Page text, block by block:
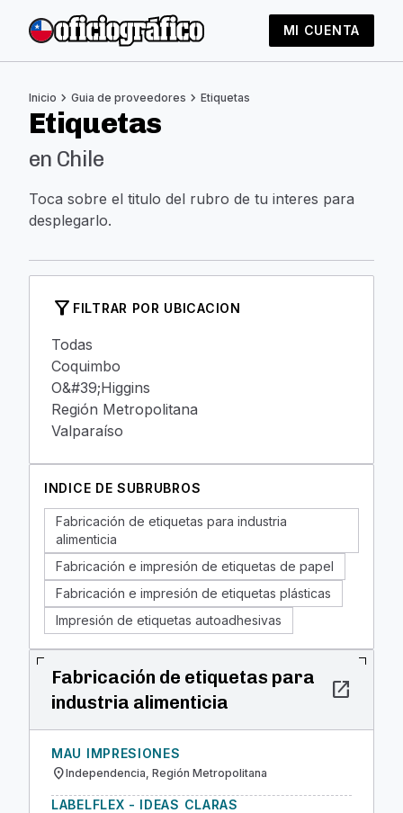
MI CUENTA
Inicio chevron_right Guia de proveedores chevron_right Etiquetas
Etiquetas
en Chile
Toca sobre el titulo del rubro de tu interes para
desplegarlo.
filter_alt FILTRAR POR UBICACION
Todas
Coquimbo
O&#39;Higgins
Región Metropolitana
Valparaíso
INDICE DE SUBRUBROS
Fabricación de etiquetas para industria
alimenticia
Fabricación e impresión de etiquetas de papel
Fabricación e impresión de etiquetas plásticas
Impresión de etiquetas autoadhesivas
Fabricación de etiquetas para
industria alimenticia
open_in_new
MAU IMPRESIONES
location_onIndependencia, Región Metropolitana
LABELFLEX - IDEAS CLARAS